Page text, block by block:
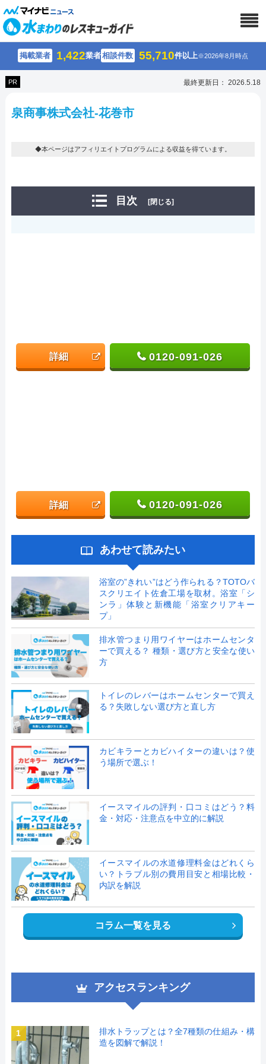
掲載業者 1,422業者相談件数 55,710件以上※2026年8月時点
PR 最終更新日： 2026.5.18
泉商事株式会社-花巻市
◆本ページはアフィリエイトプログラムによる収益を得ています。
目次 [閉じる]
詳細 0120-091-026
詳細 0120-091-026
あわせて読みたい
浴室の”きれい”はどう作られる？TOTOバ
スクリエイト佐倉工場を取材。浴室「シ
ンラ」体験と新機能「浴室クリアキー
プ」
排水管つまり用ワイヤーはホームセンタ
ーで買える？ 種類・選び方と安全な使い
方
トイレのレバーはホームセンターで買え
る？失敗しない選び方と直し方
カビキラーとカビハイターの違いは？使
う場所で選ぶ！
イースマイルの評判・口コミはどう？料
金・対応・注意点を中立的に解説
イースマイルの水道修理料金はどれくら
い？トラブル別の費用目安と相場比較・
内訳を解説
コラム一覧を見る
アクセスランキング
1
排水トラップとは？全7種類の仕組み・構
造を図解で解説！